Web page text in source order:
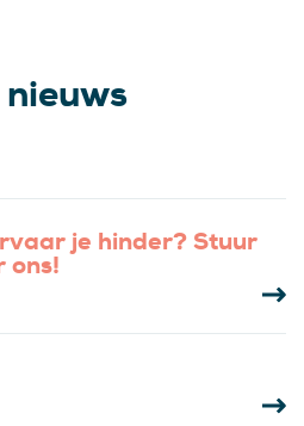
je hinder? Stuur
ons!